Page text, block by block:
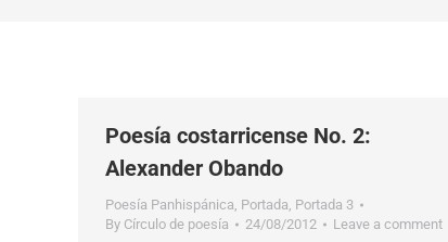
Poesía costarricense No. 2:
Alexander Obando
Poesía Panhispánica, Portada, Portada 3
By Círculo de poesía 24/08/2012 Leave a comment